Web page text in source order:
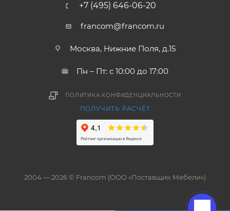
+7 (495) 646-06-20
francom@francom.ru
Москва, Нижние Поля, д.15
Пн – Пт: с 10:00 до 17:00
ПОЛИТИКА КОНФИДЕНЦИАЛЬНОСТИ
ПОЛУЧИТЬ РАСЧЁТ
2004 — 2026 © Francom (ООО «Поставщик Мебели»)